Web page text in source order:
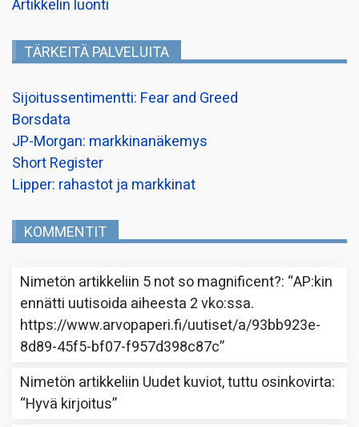
Artikkelin luonti
TÄRKEITÄ PALVELUITA
Sijoitussentimentti: Fear and Greed
Borsdata
JP-Morgan: markkinanäkemys
Short Register
Lipper: rahastot ja markkinat
KOMMENTIT
Nimetön artikkeliin 5 not so magnificent?: “AP:kin
ennätti uutisoida aiheesta 2 vko:ssa.
https://www.arvopaperi.fi/uutiset/a/93bb923e-
8d89-45f5-bf07-f957d398c87c”
Nimetön artikkeliin Uudet kuviot, tuttu osinkovirta:
“Hyvä kirjoitus”